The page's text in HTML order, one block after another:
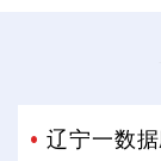
辽宁一数